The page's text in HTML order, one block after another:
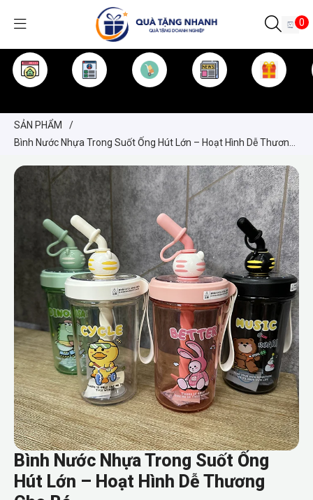
0
SẢN PHẨM
/
Bình Nước Nhựa Trong Suốt Ống Hút Lớn – Hoạt Hình Dễ Thương
Bình Nước Nhựa Trong Suốt Ống
Hút Lớn – Hoạt Hình Dễ Thương